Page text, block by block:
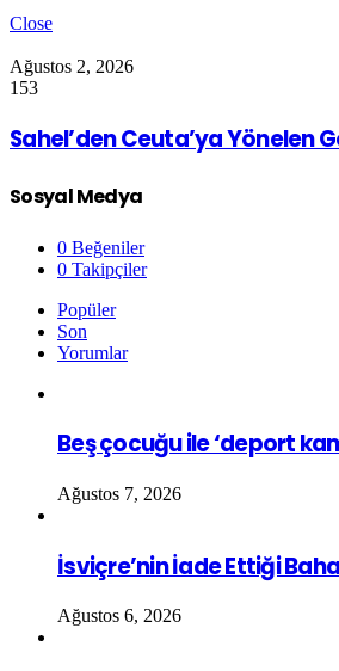
Close
Ağustos 2, 2026
153
Sahel’den Ceuta’ya Yönelen
Sosyal Medya
0 Beğeniler
0 Takipçiler
Popüler
Son
Yorumlar
Beş çocuğu ile ‘deport
Ağustos 7, 2026
İsviçre’nin İade Ettiği
Ağustos 6, 2026